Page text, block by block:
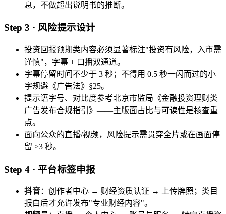
息，不做超出说明书的推断。
Step 3 · 风险提示设计
投资回报预期类内容必须显著标注"投资有风险，入市需
谨慎"，字幕 + 口播双通道。
字幕停留时间不少于 3 秒；不得用 0.5 秒一闪而过的小
字规避《广告法》§25。
提示语字号、对比度参考北京市监局《金融投资理财类
广告发布合规指引》——主版面占比与可读性是核查重
点。
面向公众的直播/视频，风险提示需贯穿全片或在画面停
留 ≥3 秒。
Step 4 · 平台标签申报
抖音：创作者中心 → 财经资质认证 → 上传牌照；类目
报白后才允许发布"专业财经内容"。